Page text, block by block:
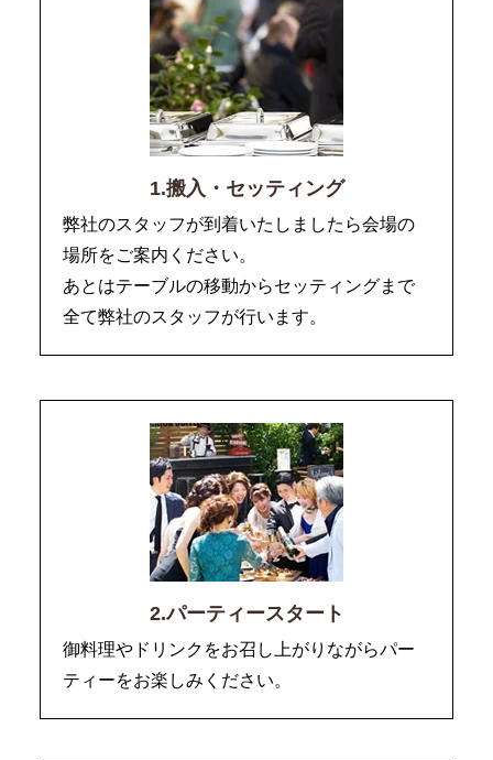
1.搬入・セッティング
弊社のスタッフが到着いたしましたら会場の
場所をご案内ください。
あとはテーブルの移動からセッティングまで
全て弊社のスタッフが行います。
2.パーティースタート
御料理やドリンクをお召し上がりながらパー
ティーをお楽しみください。